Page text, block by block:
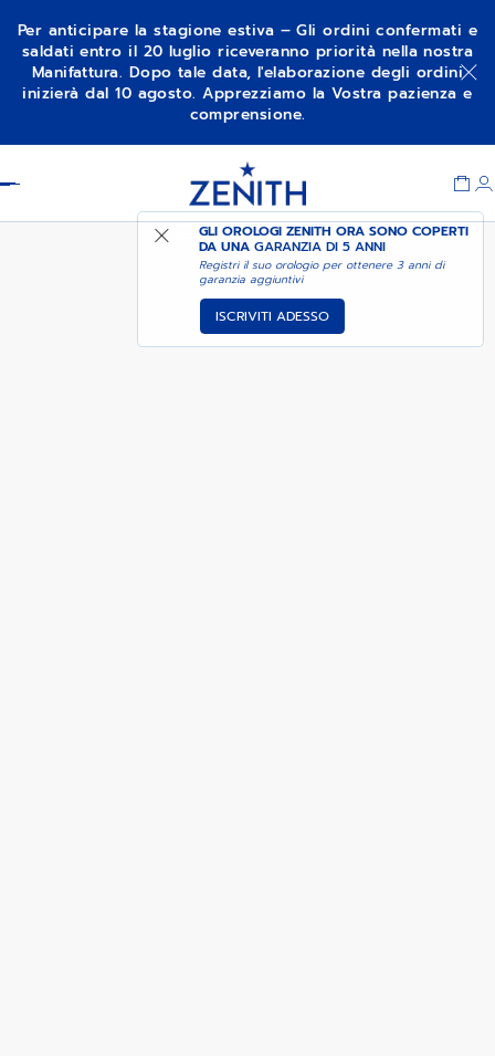
Per anticipare la stagione estiva – Gli ordini confermati e
saldati entro il 20 luglio riceveranno priorità nella nostra
Manifattura. Dopo tale data, l'elaborazione degli ordini
inizierà dal 10 agosto. Apprezziamo la Vostra pazienza e
comprensione.
GLI OROLOGI ZENITH ORA SONO COPERTI
DA UNAGARANZIA DI 5 ANNI
Registri il suo orologio per ottenere 3 anni di
garanzia aggiuntivi
ISCRIVITI ADESSO
ELITE CLASSIC AVVISAMI QUANDO È
DISPONIBILE